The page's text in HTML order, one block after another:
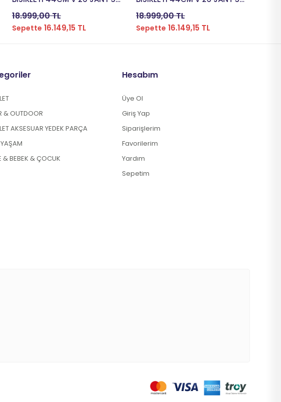
18.999,00 TL
Sepette 16.149,15 TL
18.999,00 TL
Sepette 16.149,15 TL
& OUTDOOR
AKSESUAR YEDEK PARÇA
& BEBEK & ÇOCUK
Hesabım
Üye Ol
Giriş Yap
Siparişlerim
Favorilerim
Yardım
Sepetim